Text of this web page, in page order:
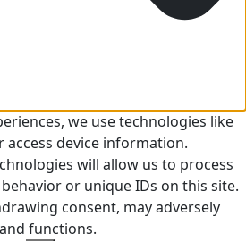
we use technologies like
device information.
will allow us to process
or unique IDs on this site.
consent, may adversely
functions.